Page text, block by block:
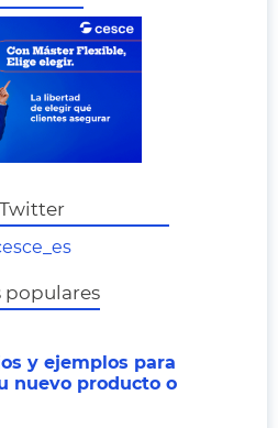
Twitter
populares
y ejemplos para
nuevo producto o